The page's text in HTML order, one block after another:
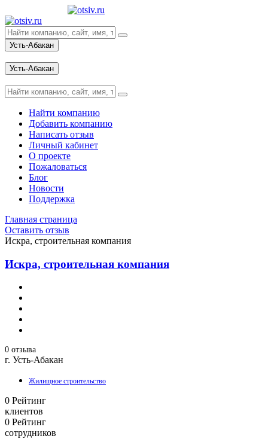
Усть-Абакан
Усть-Абакан
Найти компанию
Добавить компанию
Написать отзыв
Личный кабинет
О проекте
Пожаловаться
Блог
Новости
Поддержка
Главная страница
Оставить отзыв
Искра, строительная компания
Искра, строительная компания
0 отзыва
г. Усть-Абакан
Жилищное строительство
0 Рейтинг
клиентов
0 Рейтинг
сотрудников